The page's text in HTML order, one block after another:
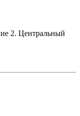
2. Центральный